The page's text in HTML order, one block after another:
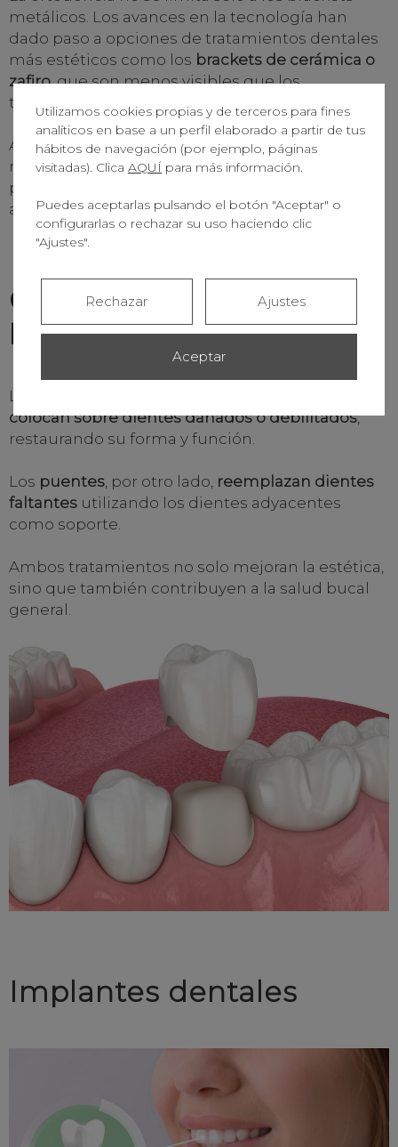
metálicos. Los avances en la tecnología han
dado paso a opciones de tratamientos dentales
más estéticos como los brackets de cerámica o
zafiro, que son menos visibles que los
tradicionales.
Además, los alineadores transparentesde
marcas como Invisalign, han ganado
popularidad al permitir la corrección de la
alineación dental de manera discreta y cómoda.
Coronas dentales y
puentes
Las
colocan sobre dientes dañados o debilitados,
restaurando su forma y función.
Los puentes , por otro lado, reemplazan dientes
faltantes utilizando los dientes adyacentes
como soporte.
Ambos tratamientos no solo mejoran la estética,
sino que también contribuyen a la salud bucal
general.
Implantes dentales
Utilizamos cookies propias y de terceros para fines
analíticos en base a un perfil elaborado a partir de tus
hábitos de navegación (por ejemplo, páginas
visitadas). Clica AQUÍpara más información.
Puedes aceptarlas pulsando el botón "Aceptar" o
configurarlas o rechazar su uso haciendo clic
"Ajustes".
Aceptar
Rechazar Ajustes